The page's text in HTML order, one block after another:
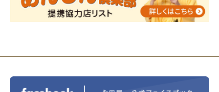
2023/11/29 永田屋創業110周年記念式典 レンブラ
ントホテル東京町田